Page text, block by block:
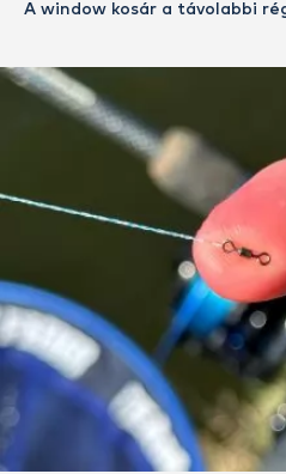
A window kosár a távolabbi